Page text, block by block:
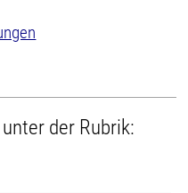
der Rubrik: